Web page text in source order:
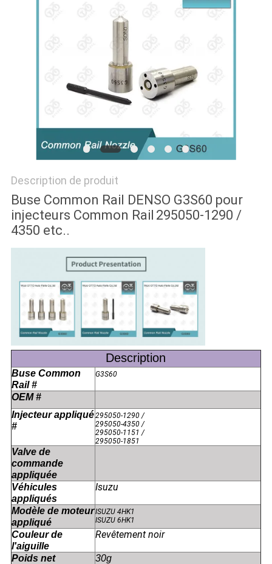
AFFAIRES
PRIVACY
POLICY
Description de produit
Buse Common Rail DENSO G3S60 pour
injecteurs Common Rail 295050-1290 /
4350 etc..
Description
Buse Common
Rail #
G3S60
OEM #
Injecteur appliqué
#
295050-1290 /
295050-4350 /
295050-1151 /
295050-1851
Valve de
commande
appliquée
Véhicules
appliqués
Isuzu
Modèle de moteur
appliqué
ISUZU 4HK1
ISUZU 6HK1
Couleur de
l'aiguille
Revêtement noir
Poids net 30g